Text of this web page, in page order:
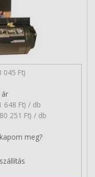
045 Ft)
648 Ft) / db
251 Ft) / db
meg?